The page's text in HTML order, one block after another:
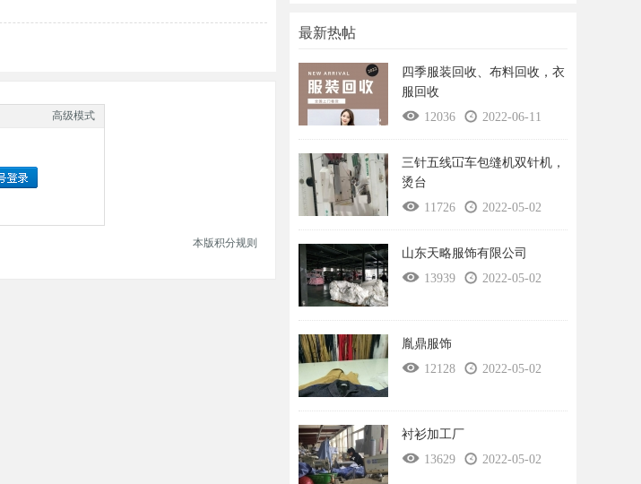
高级模式
本版积分规则
最新热帖
四季服装回收、布料回收，衣
服回收
12036
2022-06-11
三针五线冚车包缝机双针机，
烫台
11726
2022-05-02
山东天略服饰有限公司
13939
2022-05-02
胤鼎服饰
12128
2022-05-02
衬衫加工厂
13629
2022-05-02